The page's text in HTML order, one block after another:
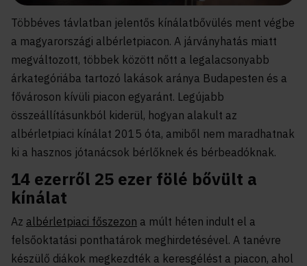
Többéves távlatban jelentős kínálatbővülés ment végbe
a magyarországi albérletpiacon. A járványhatás miatt
megváltozott, többek között nőtt a legalacsonyabb
árkategóriába tartozó lakások aránya Budapesten és a
fővároson kívüli piacon egyaránt. Legújabb
összeállításunkból kiderül, hogyan alakult az
albérletpiaci kínálat 2015 óta, amiből nem maradhatnak
ki a hasznos jótanácsok bérlőknek és bérbeadóknak.
14 ezerről 25 ezer fölé bővült a
kínálat
Az albérletpiaci főszezon a múlt héten indult el a
felsőoktatási ponthatárok meghirdetésével. A tanévre
készülő diákok megkezdték a keresgélést a piacon, ahol